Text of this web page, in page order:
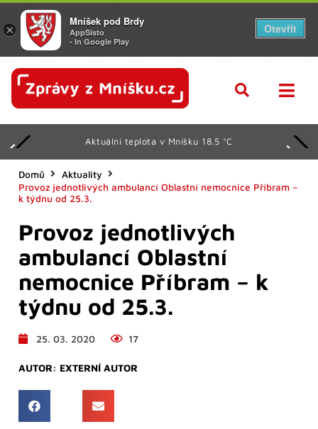
Aktuální teplota v Mníšku 18.5 °C
Domů
Aktuality
Provoz jednotlivých ambulancí Oblastní nemocnice Příbram –
k týdnu od 25.3.
Provoz jednotlivých
ambulancí Oblastní
nemocnice Příbram – k
týdnu od 25.3.
25. 03. 2020 17
AUTOR: EXTERNÍ AUTOR
×
Mníšek pod Brdy
AppSisto
- In Google Play
Otevřít